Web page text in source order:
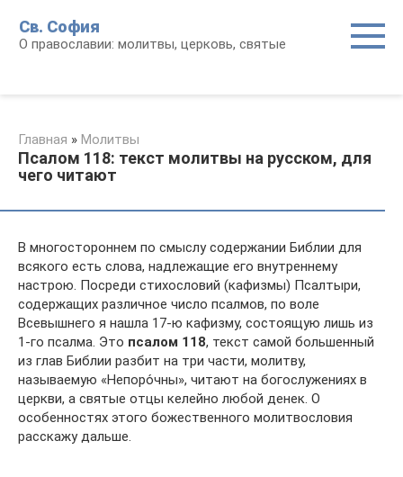
контенту
Св. София
О православии: молитвы, церковь, святые
Главная » Молитвы
Псалом 118: текст молитвы на русском, для
чего читают
В многостороннем по смыслу содержании Библии для
всякого есть слова, надлежащие его внутреннему
настрою. Посреди стихословий (кафизмы) Псалтыри,
содержащих различное число псалмов, по воле
Всевышнего я нашла 17-ю кафизму, состоящую лишь из
1-го псалма. Это псалом 118, текст самой большенный
из глав Библии разбит на три части, молитву,
называемую «Непоро́чны», читают на богослужениях в
церкви, а святые отцы келейно любой денек. О
особенностях этого божественного молитвословия
расскажу дальше.